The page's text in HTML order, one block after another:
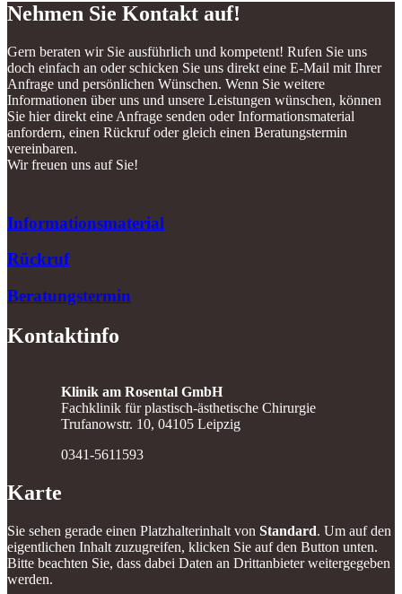
Nehmen Sie Kontakt auf!
Gern beraten wir Sie ausführlich und kompetent! Rufen Sie uns
doch einfach an oder schicken Sie uns direkt eine E-Mail mit Ihrer
Anfrage und persönlichen Wünschen. Wenn Sie weitere
Informationen über uns und unsere Leistungen wünschen, können
Sie hier direkt eine Anfrage senden oder Informationsmaterial
anfordern, einen Rückruf oder gleich einen Beratungstermin
vereinbaren.
Wir freuen uns auf Sie!
Informationsmaterial
Rückruf
Beratungstermin
Kontaktinfo
Klinik am Rosental GmbH
Fachklinik für plastisch-ästhetische Chirurgie
Trufanowstr. 10, 04105 Leipzig
0341-5611593
Karte
Sie sehen gerade einen Platzhalterinhalt von Standard. Um auf den
eigentlichen Inhalt zuzugreifen, klicken Sie auf den Button unten.
Bitte beachten Sie, dass dabei Daten an Drittanbieter weitergegeben
werden.